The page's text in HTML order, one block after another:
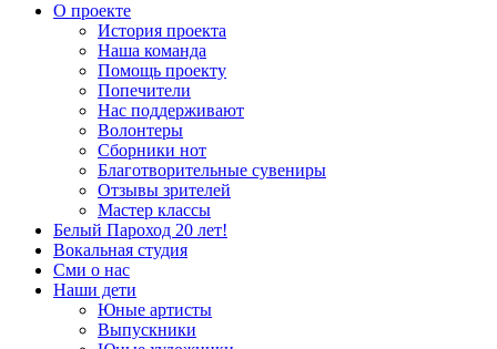
О проекте
История проекта
Наша команда
Помощь проекту
Попечители
Нас поддерживают
Волонтеры
Сборники нот
Благотворительные сувениры
Отзывы зрителей
Мастер классы
Белый Пароход 20 лет!
Вокальная студия
Сми о нас
Наши дети
Юные артисты
Выпускники